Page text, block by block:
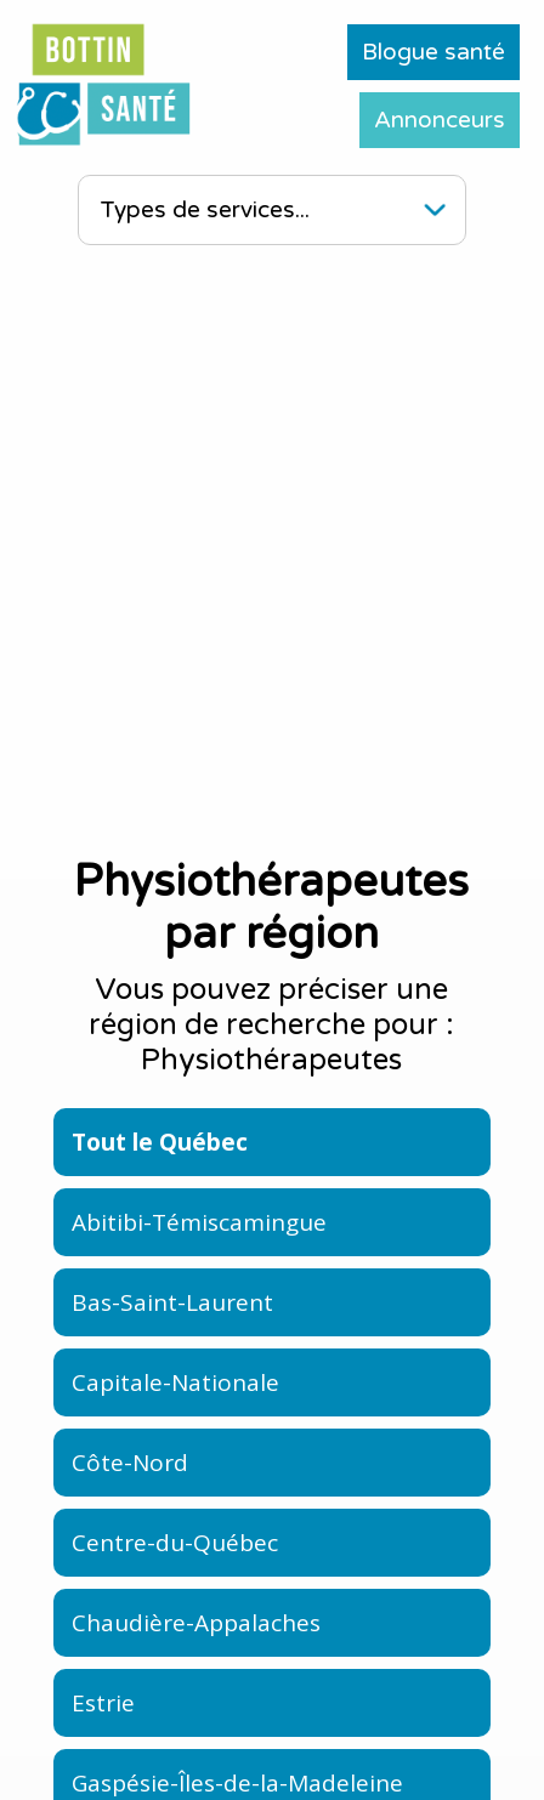
Blogue santé
Annonceurs
Physiothérapeutes
par région
Vous pouvez préciser une
région de recherche pour :
Physiothérapeutes
Tout le Québec
Abitibi-Témiscamingue
Bas-Saint-Laurent
Capitale-Nationale
Côte-Nord
Centre-du-Québec
Chaudière-Appalaches
Estrie
Gaspésie-Îles-de-la-Madeleine